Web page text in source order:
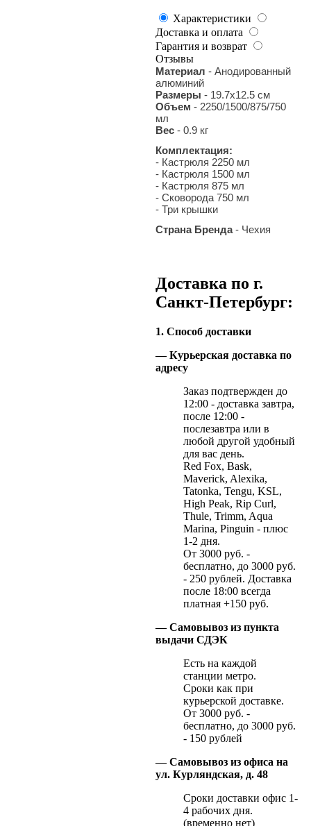
Характеристики
Доставка и оплата
Гарантия и возврат
Отзывы
Материал - Анодированный
алюминий
Размеры - 19.7х12.5 см
Объем - 2250/1500/875/750
мл
Вес - 0.9 кг
Комплектация:
- Кастрюля 2250 мл
- Кастрюля 1500 мл
- Кастрюля 875 мл
- Сковорода 750 мл
- Три крышки
Страна Бренда- Чехия
Доставка по г.
Санкт-Петербург:
1. Способ доставки
— Курьерская доставка по
адресу
Заказ подтвержден до
12:00 - доставка завтра,
после 12:00 -
послезавтра или в
любой другой удобный
для вас день.
Red Fox, Bask,
Maverick, Alexika,
Tatonka, Tengu, KSL,
High Peak, Rip Curl,
Thule, Trimm, Aqua
Marina, Pinguin - плюс
1-2 дня.
От 3000 руб. -
бесплатно, до 3000 руб.
- 250 рублей. Доставка
после 18:00 всегда
платная +150 руб.
— Самовывоз из пункта
выдачи СДЭК
Есть на каждой
станции метро.
Сроки как при
курьерской доставке.
От 3000 руб. -
бесплатно, до 3000 руб.
- 150 рублей
— Самовывоз из офиса на
ул. Курляндская, д. 48
Сроки доставки офис 1-
4 рабочих дня.
(временно нет)